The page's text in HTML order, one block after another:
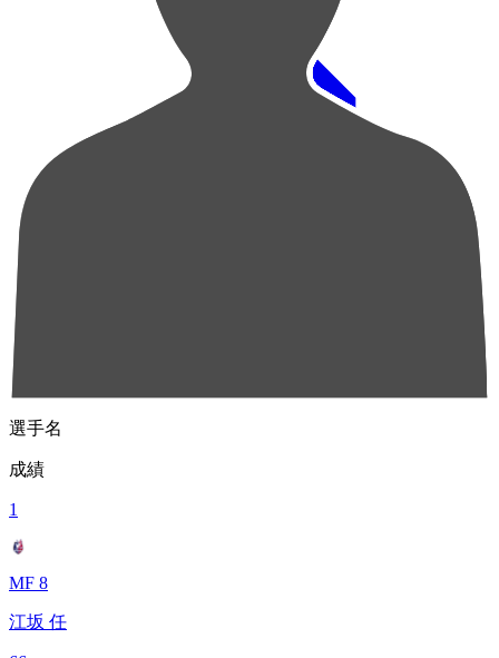
順位
選手名
成績
1
MF 8
江坂 任